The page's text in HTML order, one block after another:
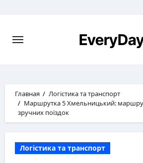
Главная
Логістика та транспорт
Маршрутка 5 Хмельницький:
зручних поїздок
Логістика та транспорт